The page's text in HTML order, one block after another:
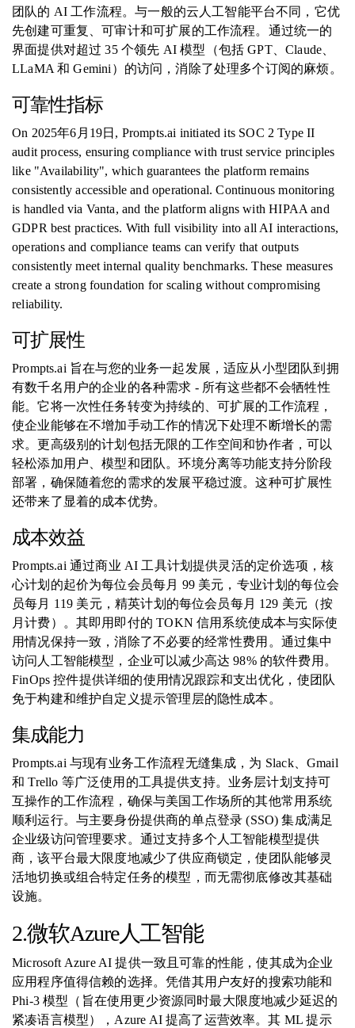
团队的 AI 工作流程。与一般的云人工智能平台不同，它优
先创建可重复、可审计和可扩展的工作流程。通过统一的
界面提供对超过 35 个领先 AI 模型（包括 GPT、Claude、
LLaMA 和 Gemini）的访问，消除了处理多个订阅的麻烦。
可靠性指标
On 2025年6月19日, Prompts.ai initiated its SOC 2 Type II
audit process, ensuring compliance with trust service principles
like "Availability", which guarantees the platform remains
consistently accessible and operational. Continuous monitoring
is handled via Vanta, and the platform aligns with HIPAA and
GDPR best practices. With full visibility into all AI interactions,
operations and compliance teams can verify that outputs
consistently meet internal quality benchmarks. These measures
create a strong foundation for scaling without compromising
reliability.
可扩展性
Prompts.ai 旨在与您的业务一起发展，适应从小型团队到拥
有数千名用户的企业的各种需求 - 所有这些都不会牺牲性
能。它将一次性任务转变为持续的、可扩展的工作流程，
使企业能够在不增加手动工作的情况下处理不断增长的需
求。更高级别的计划包括无限的工作空间和协作者，可以
轻松添加用户、模型和团队。环境分离等功能支持分阶段
部署，确保随着您的需求的发展平稳过渡。这种可扩展性
还带来了显着的成本优势。
成本效益
Prompts.ai 通过商业 AI 工具计划提供灵活的定价选项，核
心计划的起价为每位会员每月 99 美元，专业计划的每位会
员每月 119 美元，精英计划的每位会员每月 129 美元（按
月计费）。其即用即付的 TOKN 信用系统使成本与实际使
用情况保持一致，消除了不必要的经常性费用。通过集中
访问人工智能模型，企业可以减少高达 98% 的软件费用。
FinOps 控件提供详细的使用情况跟踪和支出优化，使团队
免于构建和维护自定义提示管理层的隐性成本。
集成能力
Prompts.ai 与现有业务工作流程无缝集成，为 Slack、Gmail
和 Trello 等广泛使用的工具提供支持。业务层计划支持可
互操作的工作流程，确保与美国工作场所的其他常用系统
顺利运行。与主要身份提供商的单点登录 (SSO) 集成满足
企业级访问管理要求。通过支持多个人工智能模型提供
商，该平台最大限度地减少了供应商锁定，使团队能够灵
活地切换或组合特定任务的模型，而无需彻底修改其基础
设施。
2.微软Azure人工智能
Microsoft Azure AI 提供一致且可靠的性能，使其成为企业
应用程序值得信赖的选择。凭借其用户友好的搜索功能和
Phi-3 模型（旨在使用更少资源同时最大限度地减少延迟的
紧凑语言模型），Azure AI 提高了运营效率。其 ML 提示